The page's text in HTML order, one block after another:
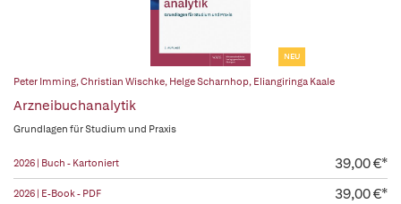
NEU
Peter Imming,Christian Wischke, Helge Scharnhop, Eliangiringa Kaale
Arzneibuchanalytik
Grundlagen für Studium und Praxis
2026 | Buch - Kartoniert 39,00 €*
2026 | E-Book - PDF 39,00 €*